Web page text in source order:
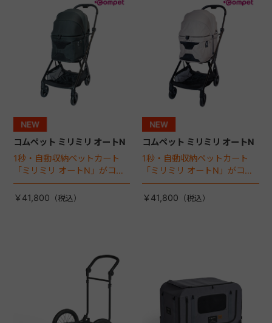
コムペット ミリミリ オートN
1秒・自動収納ペットカート
「ミリミリ オートN」がコム
ペットから登場！
￥41,800
コムペット ミリミリ オートN
1秒・自動収納ペットカート
「ミリミリ オートN」がコム
ペットから登場！
￥41,800